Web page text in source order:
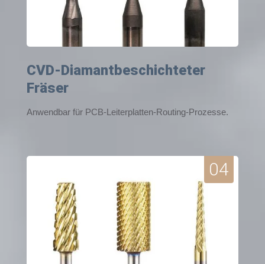
CVD-Diamantbeschichteter
Fräser
Anwendbar für PCB-Leiterplatten-Routing-Prozesse.
04